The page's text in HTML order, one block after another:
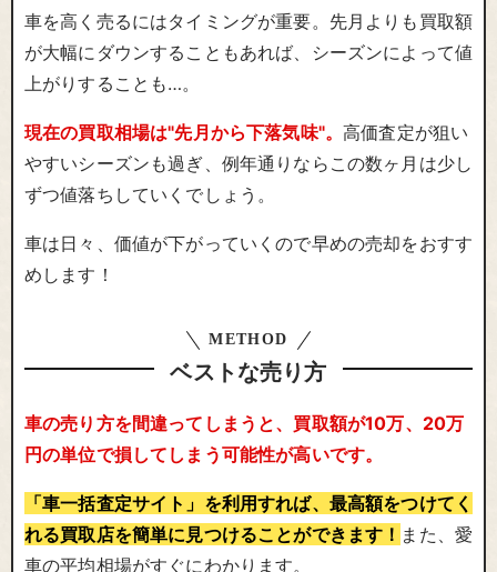
車を高く売るにはタイミングが重要。先月よりも買取額
が大幅にダウンすることもあれば、シーズンによって値
上がりすることも…。
現在の買取相場は"先月から下落気味"。高価査定が狙い
やすいシーズンも過ぎ、例年通りならこの数ヶ月は少し
ずつ値落ちしていくでしょう。
車は日々、価値が下がっていくので早めの売却をおすす
めします！
METHOD
ベストな売り方
車の売り方を間違ってしまうと、買取額が10万、20万
円の単位で損してしまう可能性が高いです。
「車一括査定サイト」を利用すれば、最高額をつけてく
れる買取店を簡単に見つけることができます！ また、愛
車の平均相場がすぐにわかります。